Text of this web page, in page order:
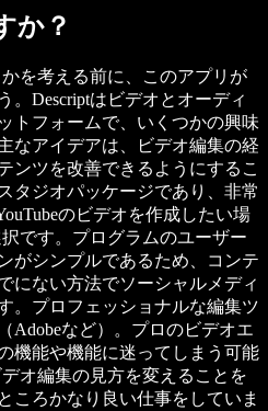
か？
を考える前に、このアプリが
。Descriptはビデオとオーディ
トフォームで、いくつかの興味
なアイデアは、ビデオ編集の経
ンツを改善できるようにするこ
タジオパッケージであり、非常
のビデオを作成したい場
です。プログラムのユーザー
がシンプルであるため、コンテ
にない方法でソーシャルメディ
。プロフェッショナルな編集ツ
Adobeなど）。プロのビデオエ
機能や機能に迷ってしまう可能
オ編集の見方を変えることを
ころかなり良い仕事をしていま